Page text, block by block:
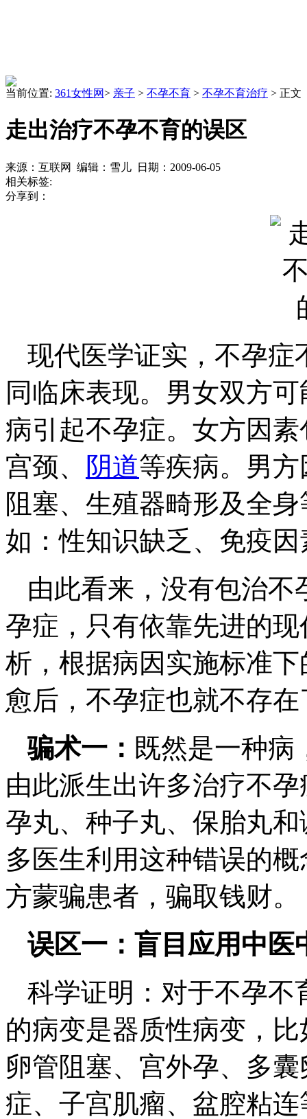
当前位置: 361女性网> 亲子 > 不孕不育 > 不孕不育治疗 > 正文
走出治疗不孕不育的误区
来源：互联网 编辑：雪儿 日期：2009-06-05
相关标签:
分享到：
现代医学证实，不孕症
同临床表现。男女双方
病引起不孕症。女方因
宫颈、
阴道等疾病。男
阻塞、生殖器畸形及全
如：性知识缺乏、免疫
由此看来，没有包治
孕症，只有依靠先进的
析，根据病因实施标准
愈后，不孕症也就不存在
骗术一： 既然是一种病
由此派生出许多治疗不
孕丸、种子丸、保胎丸
多医生利用这种错误的
方蒙骗患者，骗取钱财。
误区一：盲目应用中医
科学证明：对于不孕不
的病变是器质性病变，
卵管阻塞、宫外孕、多
症、子宫肌瘤、盆腔粘